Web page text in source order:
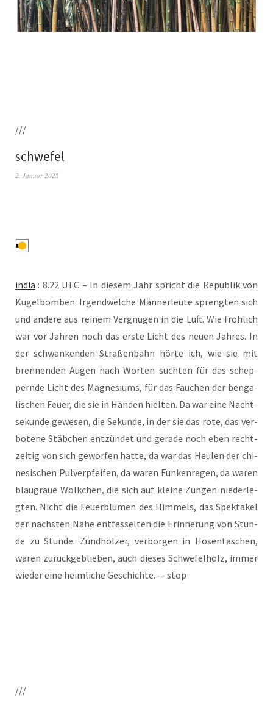
///
schwefel
2. Januar 2025
india : 8.22 UTC – In die­sem Jahr spricht die Repu­blik von
Kugel­bom­ben. Irgend­wel­che Män­ner­leu­te spreng­ten sich
und ande­re aus rei­nem Ver­gnü­gen in die Luft. Wie fröh­lich
war vor Jah­ren noch das ers­te Licht des neu­en Jah­res. In
der schwan­ken­den Stra­ßen­bahn hör­te ich, wie sie mit
bren­nen­den Augen nach Wor­ten such­ten für das schep­
pern­de Licht des Magne­si­ums, für das Fau­chen der ben­ga­
li­schen Feu­er, die sie in Hän­den hiel­ten. Da war eine Nacht­
se­kun­de gewe­sen, die Sekun­de, in der sie das rote, das ver­
bo­te­ne Stäb­chen ent­zün­det und gera­de noch eben recht­
zei­tig von sich gewor­fen hat­te, da war das Heu­len der chi­
ne­si­schen Pul­ver­pfei­fen, da waren Fun­ken­re­gen, da waren
blau­graue Wölk­chen, die sich auf klei­ne Zun­gen nie­der­le­
gten. Nicht die Feu­er­blu­men des Him­mels, das Spek­ta­kel
der nächs­ten Nähe ent­fes­selten die Erin­ne­rung von Stun­
de zu Stun­de. Zünd­höl­zer, ver­bor­gen in Hosen­ta­schen,
waren zurück­ge­blie­ben, auch die­ses Schwe­fel­holz, immer
wie­der eine heim­li­che Geschich­te. — stop
///